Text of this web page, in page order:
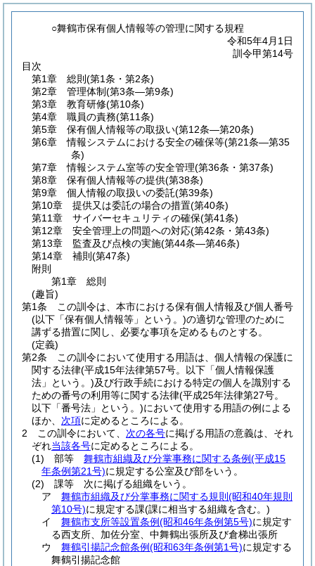
○舞鶴市保有個人情報等の管理に関する規程
令和5年4月1日
訓令甲第14号
目次
第1章
総則 (第1条・第2条)
第2章
管理体制(第3条―第9条)
第3章
教育研修(第10条)
第4章
職員の責務(第11条)
第5章
保有個人情報等の取扱い(第12条―第20条)
第6章
情報システムにおける安全の確保等(第21条―第35
条)
第7章
情報システム室等の安全管理(第36条・第37条)
第8章
保有個人情報等の提供(第38条)
第9章
個人情報の取扱いの委託(第39条)
第10章
提供又は委託の場合の措置(第40条)
第11章
サイバーセキュリティの確保(第41条)
第12章
安全管理上の問題への対応(第42条・第43条)
第13章
監査及び点検の実施(第44条―第46条)
第14章
補則 (第47条)
附則
第1章
総則
(趣旨)
第1条
この訓令は、本市における保有個人情報及び個人番号
(以下「保有個人情報等」という。)の適切な管理のために
講ずる措置に関し、必要な事項を定めるものとする。
(定義)
第2条
この訓令において使用する用語は、個人情報の保護に
関する法律(平成15年法律第57号。以下「個人情報保護
法」という。)及び行政手続における特定の個人を識別する
ための番号の利用等に関する法律(平成25年法律第27号。
以下「番号法」という。)において使用する用語の例による
ほか、 次項に定めるところによる。
2
この訓令において、 次の各号に掲げる用語の意義は、それ
ぞれ当該各号に定めるところによる。
(1)
部等 舞鶴市組織及び分掌事務に関する条例(平成15
年条例第21号)に規定する公室及び部をいう。
(2)
課等 次に掲げる組織をいう。
ア
舞鶴市組織及び分掌事務に関する規則 (昭和40年規則
第10号)に規定する課(課に相当する組織を含む。)
イ
舞鶴市支所等設置条例(昭和46年条例第5号)に規定す
る西支所、加佐分室、中舞鶴出張所及び倉梯出張所
ウ
舞鶴引揚記念館条例(昭和63年条例第1号)に規定する
舞鶴引揚記念館